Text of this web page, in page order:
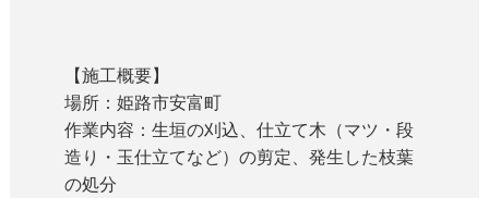
【施工概要】
場所：姫路市安富町
作業内容：生垣の刈込、仕立て木（マツ・段
造り・玉仕立てなど）の剪定、発生した枝葉
の処分